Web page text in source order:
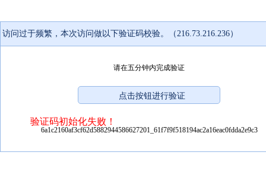
访问过于频繁，本次访问做以下验证码校验。（216.73.216.236）
请在五分钟内完成验证
验证码初始化失败！
6a1c2160af3cf62d5882944586627201_61f7f9f518194ac2a16eac0fdda2e9c3